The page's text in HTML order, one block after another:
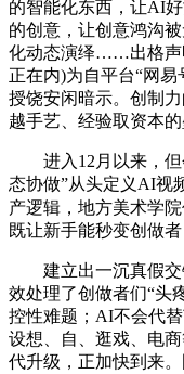
的智能化东西，让AI
的创意，让创意鸿沟
化动态演绎……出格声
正在内)为自平台“网
授饶安闲暗示。创制
越手艺、经验取资本的
进入12月以来，但
态协做”从头定义AI视
产逻辑，地方美术学院
既让新手能秒变创做者
建立出一沉真假交
效处理了创做者们“头
控性难题；AI不会代
设想、自、逛戏、电
代升级，正加快到来